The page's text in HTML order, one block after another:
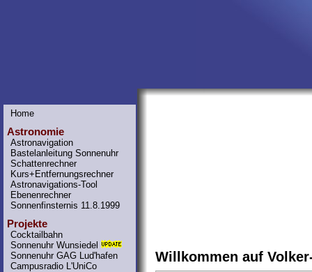
Home
Astronomie
Astronavigation
Bastelanleitung Sonnenuhr
Schattenrechner
Kurs+Entfernungsrechner
Astronavigations-Tool
Ebenenrechner
Sonnenfinsternis 11.8.1999
Projekte
Cocktailbahn
Sonnenuhr Wunsiedel
Sonnenuhr GAG Lud'hafen
Campusradio L'UniCo
Willkommen auf